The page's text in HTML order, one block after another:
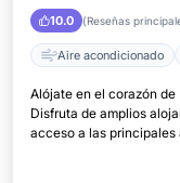
10.0 (Reseñas
Aire acondicionado
Alójate en el corazón
Disfruta de amplios
acceso a las